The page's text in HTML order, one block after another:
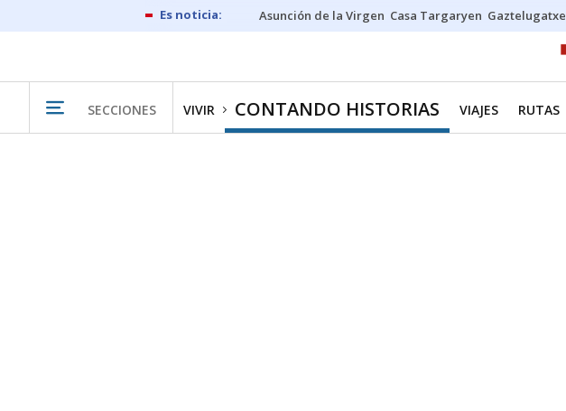
Asunción de la Virgen Casa Targaryen Gaztelugatxe
SECCIONES VIVIR CONTANDO HISTORIAS VIAJES RUTAS